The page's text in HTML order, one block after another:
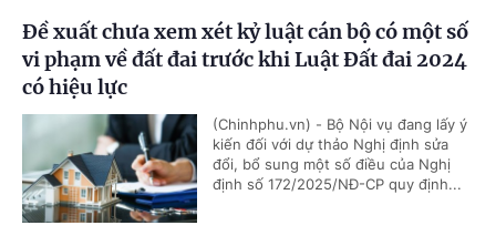
Đề xuất chưa xem xét kỷ luật cán bộ có một số
vi phạm về đất đai trước khi Luật Đất đai 2024
có hiệu lực
(Chinhphu.vn) - Bộ Nội vụ đang lấy ý
kiến đối với dự thảo Nghị định sửa
đổi, bổ sung một số điều của Nghị
định số 172/2025/NĐ-CP quy định...